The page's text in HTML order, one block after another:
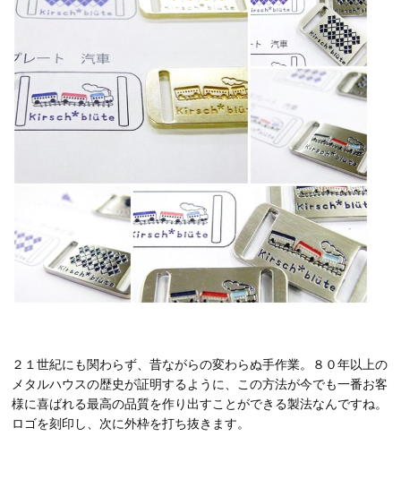
２１世紀にも関わらず、昔ながらの変わらぬ手作業。８０年以上の
メタルハウスの歴史が証明するように、この方法が今でも一番お客
様に喜ばれる最高の品質を作り出すことができる製法なんですね。
ロゴを刻印し、次に外枠を打ち抜きます。